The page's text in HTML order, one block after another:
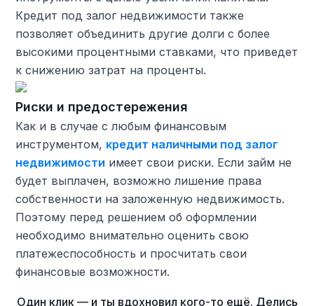
Кредит под залог недвижимости также
позволяет объединить другие долги с более
высокими процентными ставками, что приведет
к снижению затрат на проценты.
Риски и предостережения
Как и в случае с любым финансовым
инструментом, кредит наличными под залог
недвижимости имеет свои риски. Если займ не
будет выплачен, возможно лишение права
собственности на заложенную недвижимость.
Поэтому перед решением об оформлении
необходимо внимательно оценить свою
платежеспособность и просчитать свои
финансовые возможности.